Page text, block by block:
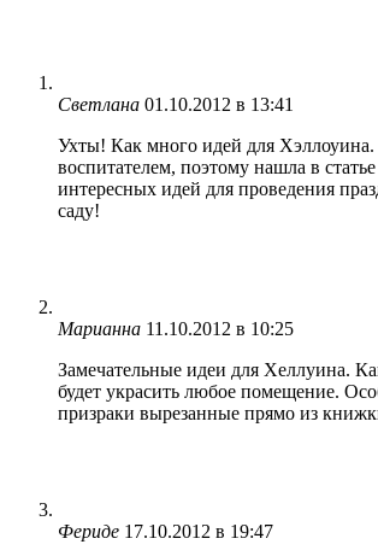
Светлана 01.10.2012 в 13:41
Ухты! Как много идей для
воспитателем, поэтому нашла в
интересных идей для проведения
саду!
Марианна 11.10.2012 в 10:25
Замечательные идеи для Хеллуина.
будет украсить любое помещение.
призраки вырезанные прямо из
Фериде 17.10.2012 в 19:47